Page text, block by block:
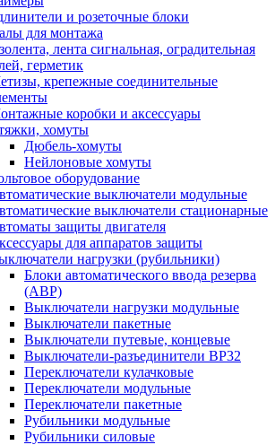
и розеточные блоки
для монтажа
лента сигнальная, оградительная
герметик
крепежные соединительные
коробки и аксессуары
хомуты
Дюбель-хомуты
Нейлоновые хомуты
оборудование
выключатели модульные
выключатели стационарные
защиты двигателя
для аппаратов защиты
нагрузки (рубильники)
Блоки автоматического ввода резерва
(АВР)
Выключатели нагрузки модульные
Выключатели пакетные
Выключатели путевые, концевые
Выключатели-разъединители ВР32
Переключатели кулачковые
Переключатели модульные
Переключатели пакетные
Рубильники модульные
Рубильники силовые